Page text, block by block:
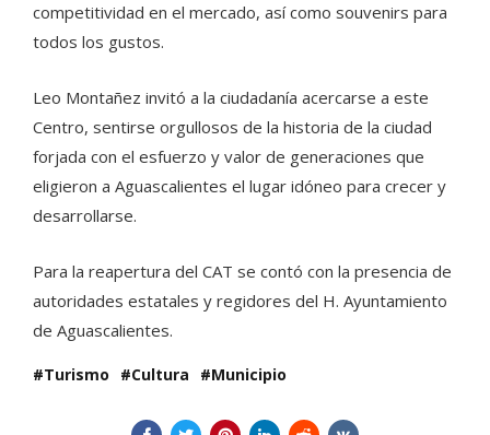
competitividad en el mercado, así como souvenirs para
todos los gustos.
Leo Montañez invitó a la ciudadanía acercarse a este
Centro, sentirse orgullosos de la historia de la ciudad
forjada con el esfuerzo y valor de generaciones que
eligieron a Aguascalientes el lugar idóneo para crecer y
desarrollarse.
Para la reapertura del CAT se contó con la presencia de
autoridades estatales y regidores del H. Ayuntamiento
de Aguascalientes.
Turismo Cultura Municipio